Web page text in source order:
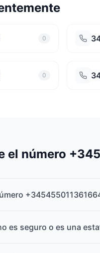
0
0
el número
es seguro o es una